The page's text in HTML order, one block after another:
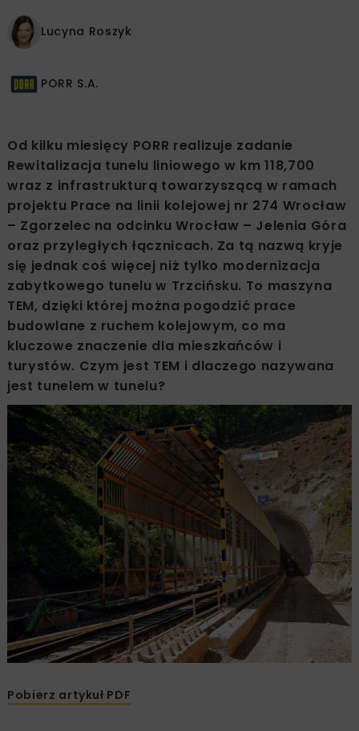
Lucyna Roszyk
PORR S.A.
Od kilku miesięcy PORR realizuje zadanie
Rewitalizacja tunelu liniowego w km 118,700
wraz z infrastrukturą towarzyszącą w ramach
projektu Prace na linii kolejowej nr 274 Wrocław
– Zgorzelec na odcinku Wrocław – Jelenia Góra
oraz przyległych łącznicach. Za tą nazwą kryje
się jednak coś więcej niż tylko modernizacja
zabytkowego tunelu w Trzcińsku. To maszyna
TEM, dzięki której można pogodzić prace
budowlane z ruchem kolejowym, co ma
kluczowe znaczenie dla mieszkańców i
turystów. Czym jest TEM i dlaczego nazywana
jest tunelem w tunelu?
Pobierz artykuł PDF